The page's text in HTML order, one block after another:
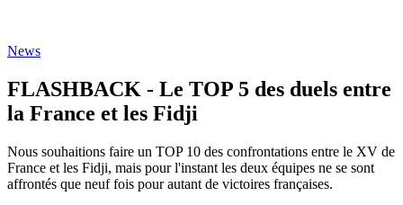
News
FLASHBACK - Le TOP 5 des duels entre
la France et les Fidji
Nous souhaitions faire un TOP 10 des confrontations entre le XV de
France et les Fidji, mais pour l'instant les deux équipes ne se sont
affrontés que neuf fois pour autant de victoires françaises.